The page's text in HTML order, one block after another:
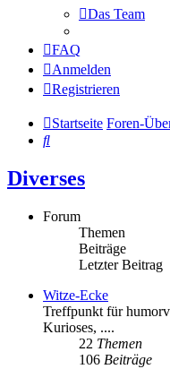
Das Team
FAQ
Anmelden
Registrieren
Startseite Foren-
Suche
Diverses
Forum
Themen
Beiträge
Letzter Beitrag
Witze-Ecke
Treffpunkt für
Kurioses, ....
22 Themen
106 Beiträge